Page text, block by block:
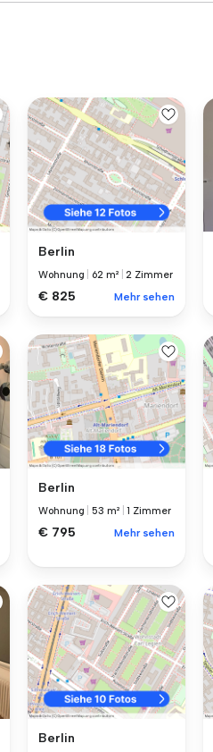
Berlin
Wohnung 62 m² 2 Zimmer
€ 825 Mehr sehen
Berlin
Wohnung |53 m² |1 Zimmer
€ 795 Mehr sehen
Berlin